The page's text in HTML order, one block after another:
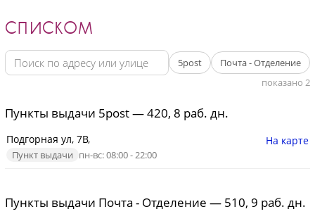
СПИСКОМ
5post
Почта - Отделение
показано 2
Пункты выдачи 5post — 420, 8 раб. дн.
Подгорная ул, 7В,
Пункт выдачи пн-вс: 08:00 - 22:00
На карте
Пункты выдачи Почта - Отделение — 510, 9 раб. дн.